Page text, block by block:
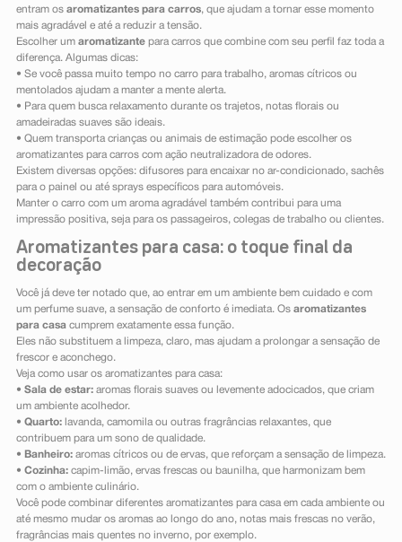
entram os aromatizantes para carros, que ajudam a tornar esse momento
mais agradável e até a reduzir a tensão.
Escolher um aromatizantepara carros que combine com seu perfil faz toda a
diferença. Algumas dicas:
• Se você passa muito tempo no carro para trabalho, aromas cítricos ou
mentolados ajudam a manter a mente alerta.
• Para quem busca relaxamento durante os trajetos, notas florais ou
amadeiradas suaves são ideais.
• Quem transporta crianças ou animais de estimação pode escolher os
aromatizantes para carros com ação neutralizadora de odores.
Existem diversas opções: difusores para encaixar no ar-condicionado, sachês
para o painel ou até sprays específicos para automóveis.
Manter o carro com um aroma agradável também contribui para uma
impressão positiva, seja para os passageiros, colegas de trabalho ou clientes.
Aromatizantes para casa: o toque final da
decoração
Você já deve ter notado que, ao entrar em um ambiente bem cuidado e com
um perfume suave, a sensação de conforto é imediata. Os aromatizantes
para casacumprem exatamente essa função.
Eles não substituem a limpeza, claro, mas ajudam a prolongar a sensação de
frescor e aconchego.
Veja como usar os aromatizantes para casa:
• Sala de estar:aromas florais suaves ou levemente adocicados, que criam
um ambiente acolhedor.
• Quarto:lavanda, camomila ou outras fragrâncias relaxantes, que
contribuem para um sono de qualidade.
• Banheiro:aromas cítricos ou de ervas, que reforçam a sensação de limpeza.
• Cozinha:capim-limão, ervas frescas ou baunilha, que harmonizam bem
com o ambiente culinário.
Você pode combinar diferentes aromatizantes para casa em cada ambiente ou
até mesmo mudar os aromas ao longo do ano, notas mais frescas no verão,
fragrâncias mais quentes no inverno, por exemplo.